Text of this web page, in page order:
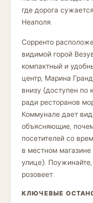
где дорога
Неаполя.
Сорренто
видимой горой
компактный и
центр, Марина
внизу (доступен по
ради ресторанов
Коммунале дает
объясняющие,
посетителей со
в местном магазине
улице).
розовеет.
КЛЮЧЕВЫЕ